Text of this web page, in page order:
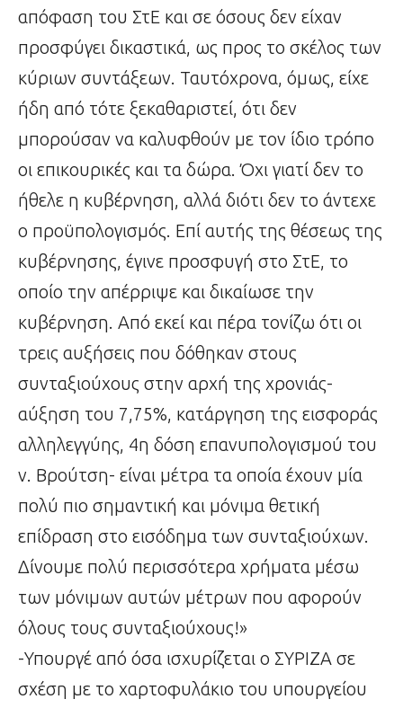
απόφαση του ΣτΕ και σε όσους δεν είχαν
προσφύγει δικαστικά, ως προς το σκέλος των
κύριων συντάξεων. Ταυτόχρονα, όμως, είχε
ήδη από τότε ξεκαθαριστεί, ότι δεν
μπορούσαν να καλυφθούν με τον ίδιο τρόπο
οι επικουρικές και τα δώρα. Όχι γιατί δεν το
ήθελε η κυβέρνηση, αλλά διότι δεν το άντεχε
ο προϋπολογισμός. Επί αυτής της θέσεως της
κυβέρνησης, έγινε προσφυγή στο ΣτΕ, το
οποίο την απέρριψε και δικαίωσε την
κυβέρνηση. Από εκεί και πέρα τονίζω ότι οι
τρεις αυξήσεις που δόθηκαν στους
συνταξιούχους στην αρχή της χρονιάς-
αύξηση του 7,75%, κατάργηση της εισφοράς
αλληλεγγύης, 4η δόση επανυπολογισμού του
ν. Βρούτση- είναι μέτρα τα οποία έχουν μία
πολύ πιο σημαντική και μόνιμα θετική
επίδραση στο εισόδημα των συνταξιούχων.
Δίνουμε πολύ περισσότερα χρήματα μέσω
των μόνιμων αυτών μέτρων που αφορούν
όλους τους συνταξιούχους!»
-Υπουργέ από όσα ισχυρίζεται ο ΣΥΡΙΖΑ σε
σχέση με το χαρτοφυλάκιο του υπουργείου